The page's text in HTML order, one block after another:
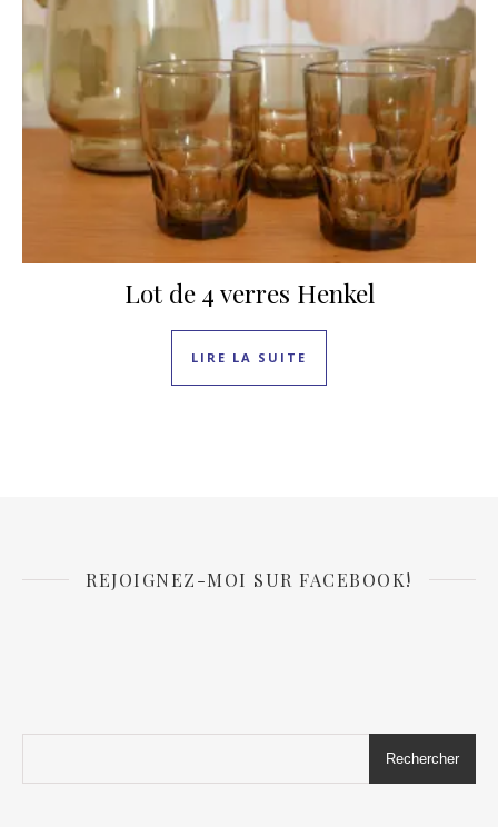
Lot de 4 verres Henkel
LIRE LA SUITE
REJOIGNEZ-MOI SUR FACEBOOK!
Rechercher